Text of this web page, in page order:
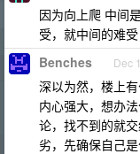
因为向上爬 中间
受，就中间的难受
Benches Dec
深以为然，楼上
内心强大，想办
论，找不到的就
劣，先确保自己是